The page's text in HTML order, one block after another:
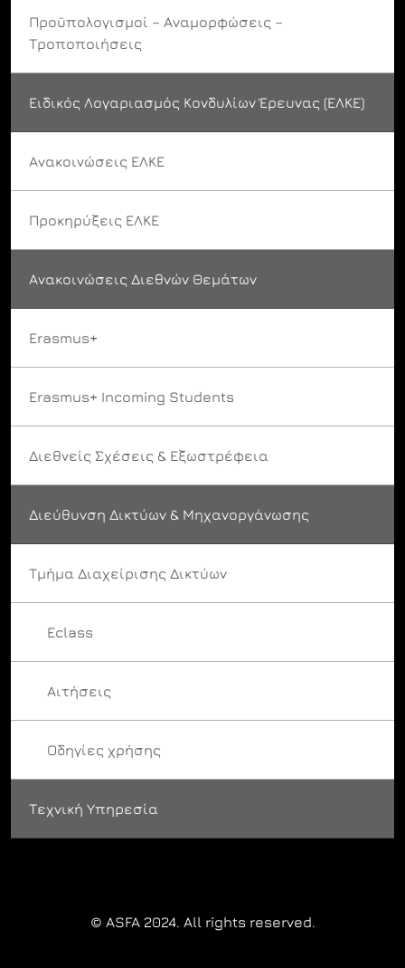
Προϋπολογισμοί – Αναμορφώσεις –
Τροποποιήσεις
Ειδικός Λογαριασμός Κονδυλίων Έρευνας (ΕΛΚΕ)
Ανακοινώσεις ΕΛΚΕ
Προκηρύξεις ΕΛΚΕ
Ανακοινώσεις Διεθνών Θεμάτων
Erasmus+
Erasmus+ Incoming Students
Διεθνείς Σχέσεις & Εξωστρέφεια
Διεύθυνση Δικτύων & Μηχανοργάνωσης
Τμήμα Διαχείρισης Δικτύων
Eclass
Αιτήσεις
Οδηγίες χρήσης
Τεχνική Υπηρεσία
© ASFA 2024. All rights reserved.